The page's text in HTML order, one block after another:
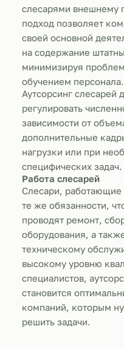
слесарями внешнему
подход позволяет
своей основной
на содержание
минимизируя
обучением персонала.
Аутсорсинг слесарей
регулировать
зависимости от
дополнительные
нагрузки или при
специфических задач.
Работа слесарей
Слесари, работающие
те же обязанности,
проводят ремонт,
оборудования, а
техническому
высокому уровню
специалистов,
становится
компаний, которым
решить задачи.